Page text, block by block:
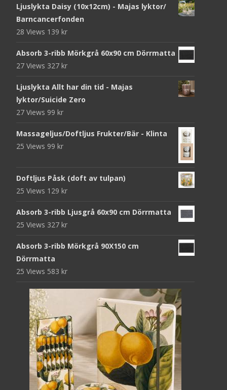
Ljuslykta Daisy (10x12cm) - Majas lyktor/
Barncancerfonden
28 Views 139 kr
Absorb 3-ribb Mörkgrå 60x90 cm Dörrmatta
27 Views 327 kr
Ljuslykta Allt har din tid - Majas
lyktor/Suicide Zero
27 Views 99 kr
Massageljus/Doftljus Frukter/Bär - Klinta
25 Views 99 kr
Doftljus Påsk (doft av tulpan)
25 Views 129 kr
Absorb 3-ribb Ljusgrå 60x90 cm Dörrmatta
25 Views 327 kr
Absorb 3-ribb Mörkgrå 90X150 cm
Dörrmatta
25 Views 583 kr